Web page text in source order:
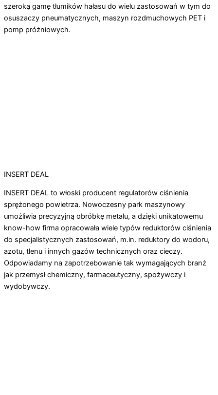
szeroką gamę tłumików hałasu do wielu zastosowań w tym do
osuszaczy pneumatycznych, maszyn rozdmuchowych PET i
pomp próżniowych.
INSERT DEAL
INSERT DEAL to włoski producent regulatorów ciśnienia
sprężonego powietrza. Nowoczesny park maszynowy
umożliwia precyzyjną obróbkę metalu, a dzięki unikatowemu
know-how firma opracowała wiele typów reduktorów ciśnienia
do specjalistycznych zastosowań, m.in. reduktory do wodoru,
azotu, tlenu i innych gazów technicznych oraz cieczy.
Odpowiadamy na zapotrzebowanie tak wymagających branż
jak przemysł chemiczny, farmaceutyczny, spożywczy i
wydobywczy.